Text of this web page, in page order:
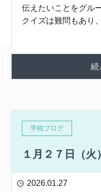
伝えたいことをグル
クイズは難問もあり
続
学校ブログ
１月２７日（
2026.01.27